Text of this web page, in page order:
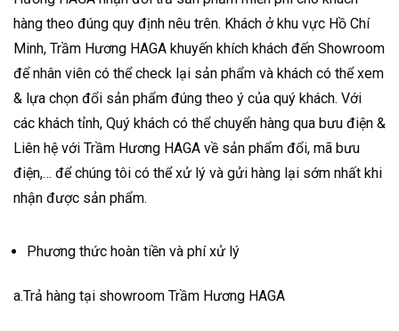
hàng theo đúng quy định nêu trên. Khách ở khu vực Hồ Chí
Minh, Trầm Hương HAGA khuyến khích khách đến Showroom
để nhân viên có thể check lại sản phẩm và khách có thể xem
& lựa chọn đổi sản phẩm đúng theo ý của quý khách. Với
các khách tỉnh, Quý khách có thể chuyển hàng qua bưu điện &
Liên hệ với Trầm Hương HAGA về sản phẩm đổi, mã bưu
điện,… để chúng tôi có thể xử lý và gửi hàng lại sớm nhất khi
nhận được sản phẩm.
Phương thức hoàn tiền và phí xử lý
a.Trả hàng tại showroom Trầm Hương HAGA